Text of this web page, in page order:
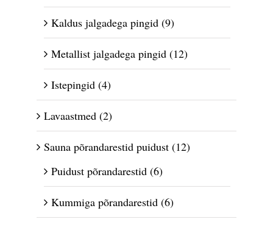
Kaldus jalgadega pingid (9)
Metallist jalgadega pingid (12)
Istepingid (4)
Lavaastmed (2)
Sauna põrandarestid puidust (12)
Puidust põrandarestid (6)
Kummiga põrandarestid (6)